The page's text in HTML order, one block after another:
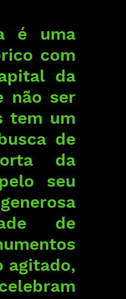
é uma
com
da
não ser
tem um
de
da
seu
de
agitado,